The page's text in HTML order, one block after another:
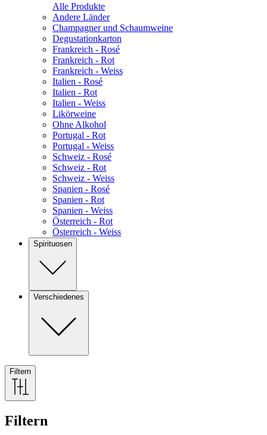
Alle Produkte
Andere Länder
Champagner und Schaumweine
Degustationkarton
Frankreich - Rosé
Frankreich - Rot
Frankreich - Weiss
Italien - Rosé
Italien - Rot
Italien - Weiss
Likörweine
Ohne Alkohol
Portugal - Rot
Portugal - Weiss
Schweiz - Rosé
Schweiz - Rot
Schweiz - Weiss
Spanien - Rosé
Spanien - Rot
Spanien - Weiss
Österreich - Rot
Österreich - Weiss
Spirituosen
Verschiedenes
Filtern
Filtern